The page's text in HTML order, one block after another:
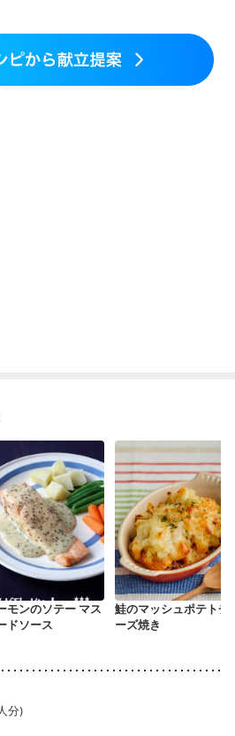
初期）
る（初期）
妊娠高血圧(中期)
モンのソテー マス
ドソース
鮭のマッシュポテトチ
ーズ焼き
分)